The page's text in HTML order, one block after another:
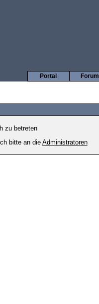
Forum
Portal
zu betreten
bitte an dieAdministratoren